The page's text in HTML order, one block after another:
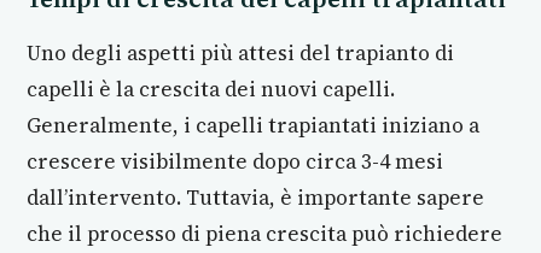
Uno degli aspetti più attesi del trapianto di
capelli è la crescita dei nuovi capelli.
Generalmente, i capelli trapiantati iniziano a
crescere visibilmente dopo circa 3-4 mesi
dall’intervento. Tuttavia, è importante sapere
che il processo di piena crescita può richiedere